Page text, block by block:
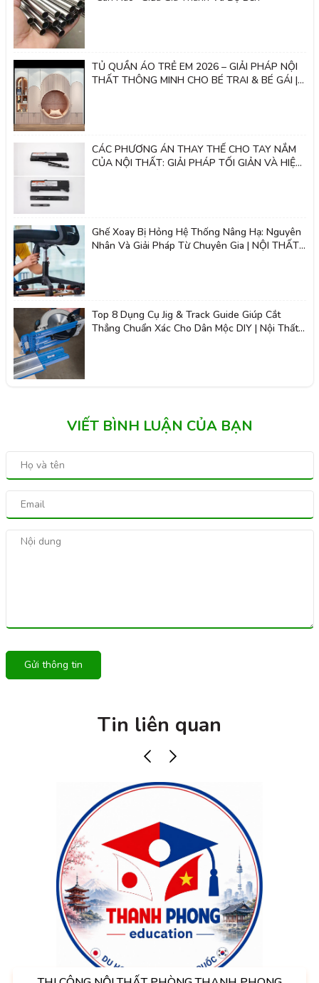
TỦ QUẦN ÁO TRẺ EM 2026 – GIẢI PHÁP NỘI
THẤT THÔNG MINH CHO BÉ TRAI & BÉ GÁI |
CÁC PHƯƠNG ÁN THAY THẾ CHO TAY NẮM
CỦA NỘI THẤT: GIẢI PHÁP TỐI GIẢN VÀ HIỆN
Ghế Xoay Bị Hỏng Hệ Thống Nâng Hạ: Nguyên
Nhân Và Giải Pháp Từ Chuyên Gia | NỘI THẤT
Top 8 Dụng Cụ Jig & Track Guide Giúp Cắt
Thẳng Chuẩn Xác Cho Dân Mộc DIY | Nội Thất
VIẾT BÌNH LUẬN CỦA BẠN
Gửi thông tin
Tin liên quan